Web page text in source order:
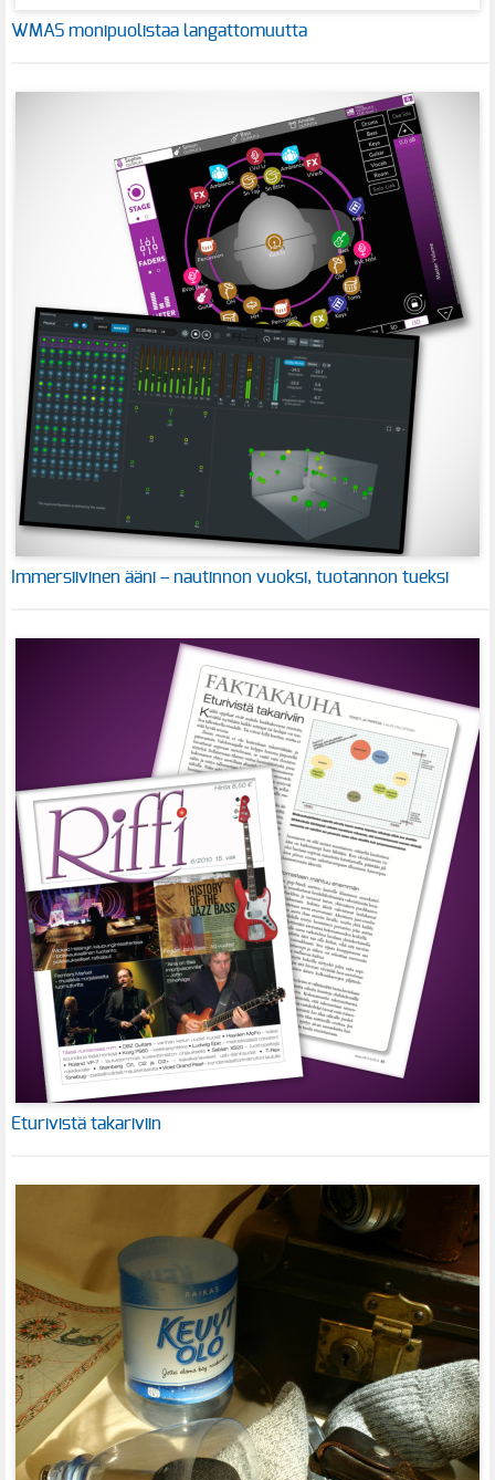
WMAS monipuolistaa langattomuutta
Immersiivinen ääni – nautinnon vuoksi, tuotannon tueksi
Eturivistä takariviin